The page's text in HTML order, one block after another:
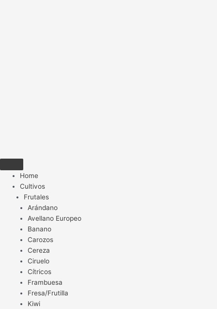
Home
Cultivos
Frutales
Arándano
Avellano Europeo
Banano
Carozos
Cereza
Ciruelo
Cítricos
Frambuesa
Fresa/Frutilla
Kiwi